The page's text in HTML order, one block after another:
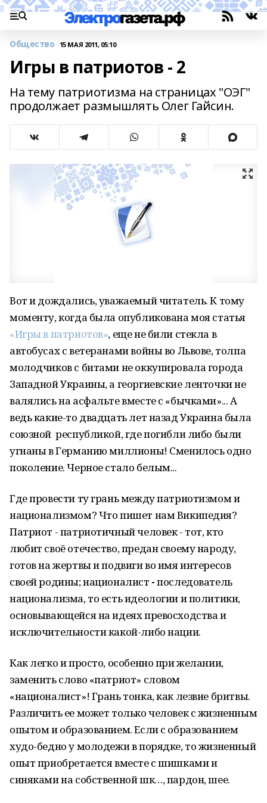
Общество 15 МАЯ 2011, 05:10
Игры в патриотов - 2
На тему патриотизма на страницах "ОЭГ"
продолжает размышлять Олег Гайсин.
Вот и дождались, уважаемый читатель. К тому
моменту, когда была опубликована моя статья
«Игры в патриотов», еще не били стекла в
автобусах с ветеранами войны во Львове, толпа
молодчиков с битами не оккупировала города
Западной Украины, а георгиевские ленточки не
валялись на асфальте вместе с «бычками»... А
ведь какие-то двадцать лет назад Украина была
союзной республикой, где погибли либо были
угнаны в Германию миллионы! Сменилось одно
поколение. Черное стало белым...
Где провести ту грань между патриотизмом и
национализмом? Что пишет нам Википедия?
Патриот - патриотичный человек - тот, кто
любит своё отечество, предан своему народу,
готов на жертвы и подвиги во имя интересов
своей родины; националист -последователь
национализма, то есть идеологии и политики,
основывающейся на идеях превосходства и
исключительности какой-либо нации.
Как легко и просто, особенно при желании,
заменить слово «патриот» словом
«националист»! Грань тонка, как лезвие бритвы.
Различить ее может только человек с жизненным
опытом и образованием. Если с образованием
худо-бедно у молодежи в порядке, то жизненный
опыт приобретается вместе с шишками и
синяками на собственной шк…, пардон, шее.